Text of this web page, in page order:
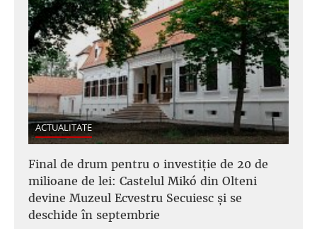
ACTUALITATE
Final de drum pentru o investiție de 20 de
milioane de lei: Castelul Mikó din Olteni
devine Muzeul Ecvestru Secuiesc și se
deschide în septembrie